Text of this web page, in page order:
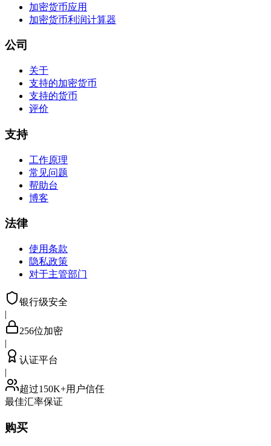
加密货币应用
加密货币利润计算器
公司
关于
支持的加密货币
支持的货币
评价
支持
工作原理
常见问题
帮助台
博客
法律
使用条款
隐私政策
对于主管部门
银行级安全
|
256位加密
|
认证平台
|
超过150K+用户信任
最佳汇率保证
购买